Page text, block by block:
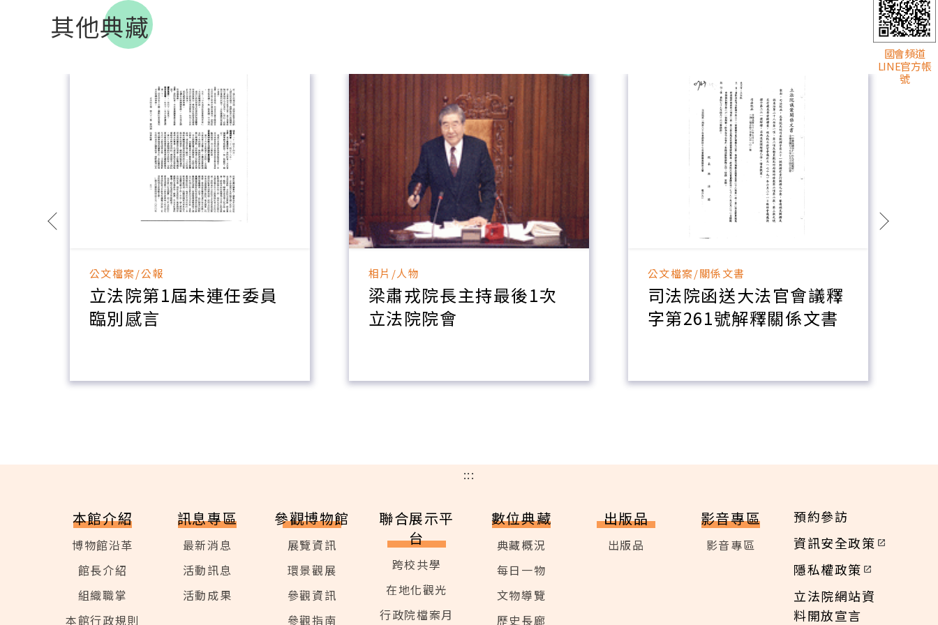
其他典藏
公文檔案/公報
立法院第1屆未連任委員
臨別感言
相片/人物
梁肅戎院長主持最後1次
立法院院會
公文檔案/關係文書
司法院函送大法官會議釋
字第261號解釋關係文書
:::
本館介紹
博物館沿革
館長介紹
組織職掌
本館行政規則
訊息專區
最新消息
活動訊息
活動成果
參觀博物館
展覽資訊
環景觀展
參觀資訊
參觀指南
聯合展示平
台
跨校共學
在地化觀光
行政院檔案月
數位典藏
典藏概況
每日一物
文物導覽
歷史長廊
出版品
出版品
影音專區
影音專區
預約參訪
資訊安全政策
隱私權政策
立法院網站資
料開放宣言
國會頻道
LINE官方帳
號